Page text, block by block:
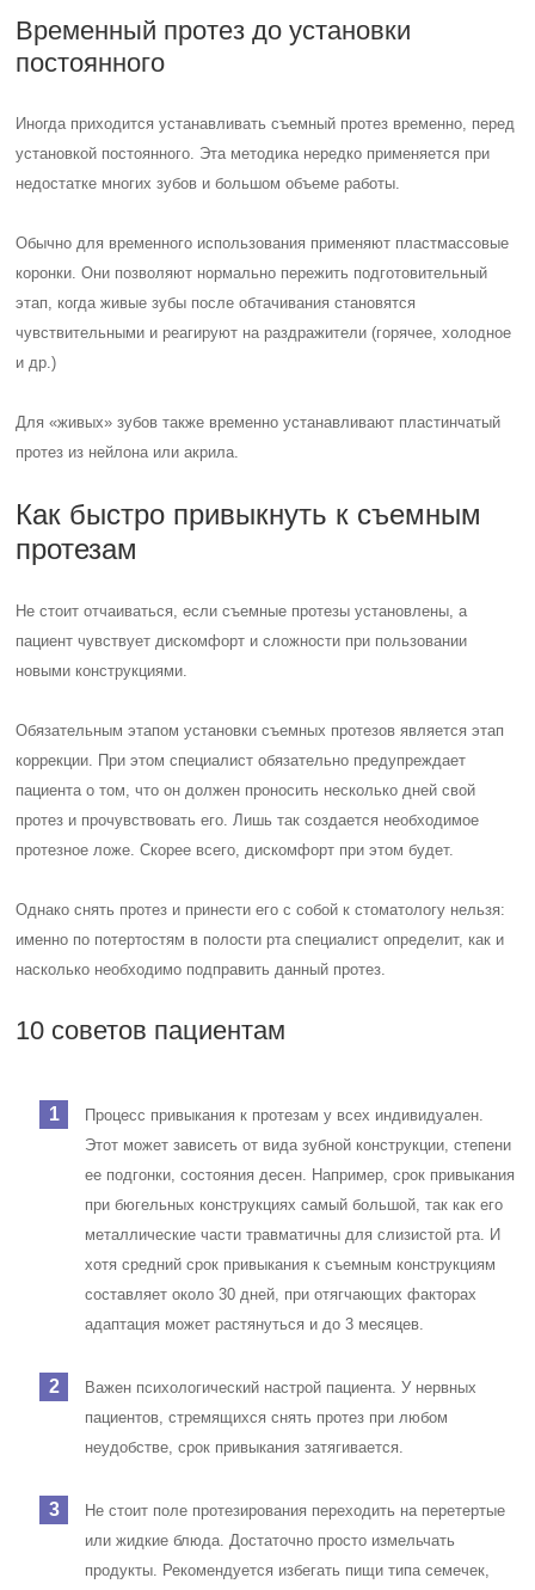
Временный протез до установки
постоянного
Иногда приходится устанавливать съемный протез временно, перед
установкой постоянного. Эта методика нередко применяется при
недостатке многих зубов и большом объеме работы.
Обычно для временного использования применяют пластмассовые
коронки. Они позволяют нормально пережить подготовительный
этап, когда живые зубы после обтачивания становятся
чувствительными и реагируют на раздражители (горячее, холодное
и др.)
Для «живых» зубов также временно устанавливают пластинчатый
протез из нейлона или акрила.
Как быстро привыкнуть к съемным
протезам
Не стоит отчаиваться, если съемные протезы установлены, а
пациент чувствует дискомфорт и сложности при пользовании
новыми конструкциями.
Обязательным этапом установки съемных протезов является этап
коррекции. При этом специалист обязательно предупреждает
пациента о том, что он должен проносить несколько дней свой
протез и прочувствовать его. Лишь так создается необходимое
протезное ложе. Скорее всего, дискомфорт при этом будет.
Однако снять протез и принести его с собой к стоматологу нельзя:
именно по потертостям в полости рта специалист определит, как и
насколько необходимо подправить данный протез.
10 советов пациентам
Процесс привыкания к протезам у всех индивидуален.
Этот может зависеть от вида зубной конструкции, степени
ее подгонки, состояния десен. Например, срок привыкания
при бюгельных конструкциях самый большой, так как его
металлические части травматичны для слизистой рта. И
хотя средний срок привыкания к съемным конструкциям
составляет около 30 дней, при отягчающих факторах
адаптация может растянуться и до 3 месяцев.
Важен психологический настрой пациента. У нервных
пациентов, стремящихся снять протез при любом
неудобстве, срок привыкания затягивается.
Не стоит поле протезирования переходить на перетертые
или жидкие блюда. Достаточно просто измельчать
продукты. Рекомендуется избегать пищи типа семечек,